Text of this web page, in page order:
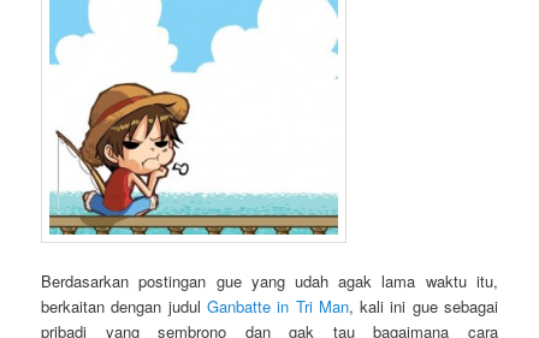
Berdasarkan postingan gue yang udah agak lama waktu itu,
berkaitan dengan judul Ganbatte in Tri Man, kali ini gue sebagai
pribadi yang sembrono dan gak tau bagaimana cara